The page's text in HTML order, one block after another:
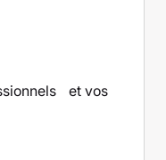
et vos